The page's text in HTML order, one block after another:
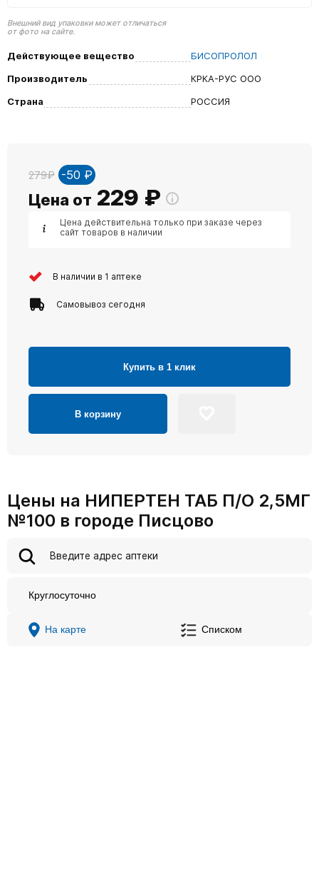
Внешний вид упаковки может отличаться
от фото на сайте.
Действующее вещество
БИСОПРОЛОЛ
Производитель
КРКА-РУС ООО
Страна
РОССИЯ
279₽ -50 ₽
Цена от 229 ₽
Цена действительна только при заказе через
сайт товаров в наличии
В наличии в 1 аптеке
Самовывоз сегодня
Купить в 1 клик
В корзину
Цены на НИПЕРТЕН ТАБ П/О 2,5МГ
№100 в городе Писцово
Круглосуточно
На карте Списком